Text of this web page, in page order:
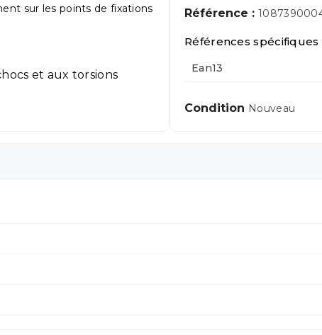
sur les points de fixations
et aux torsions
Référence :
Références spécifiques
Ean13
Condition Nouveau